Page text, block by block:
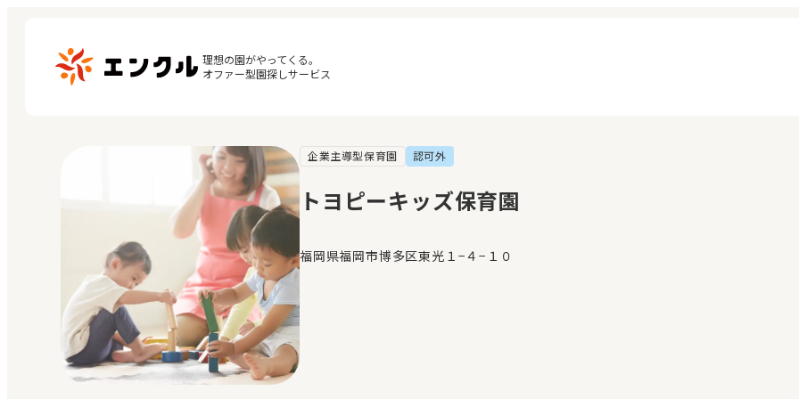
理想の園がやってくる。
オファー型園探しサービス
地図から探す
地域から探す
マイページ
閲覧履歴
お気に入り
企業主導型保育園 認可外
トヨピーキッズ保育園
福岡県福岡市博多区東光１−４−１０